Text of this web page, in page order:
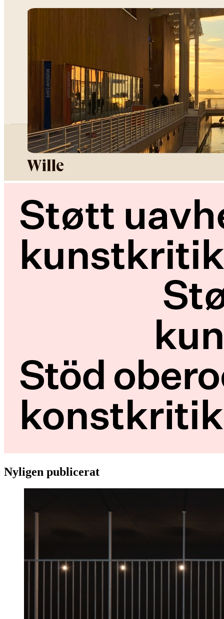
Nyligen publicerat